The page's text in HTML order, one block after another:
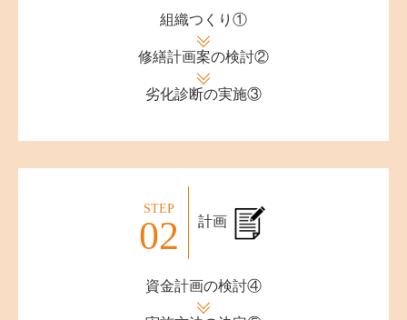
組織つくり①
修繕計画案の検討②
劣化診断の実施③
STEP
02 計画
資金計画の検討④